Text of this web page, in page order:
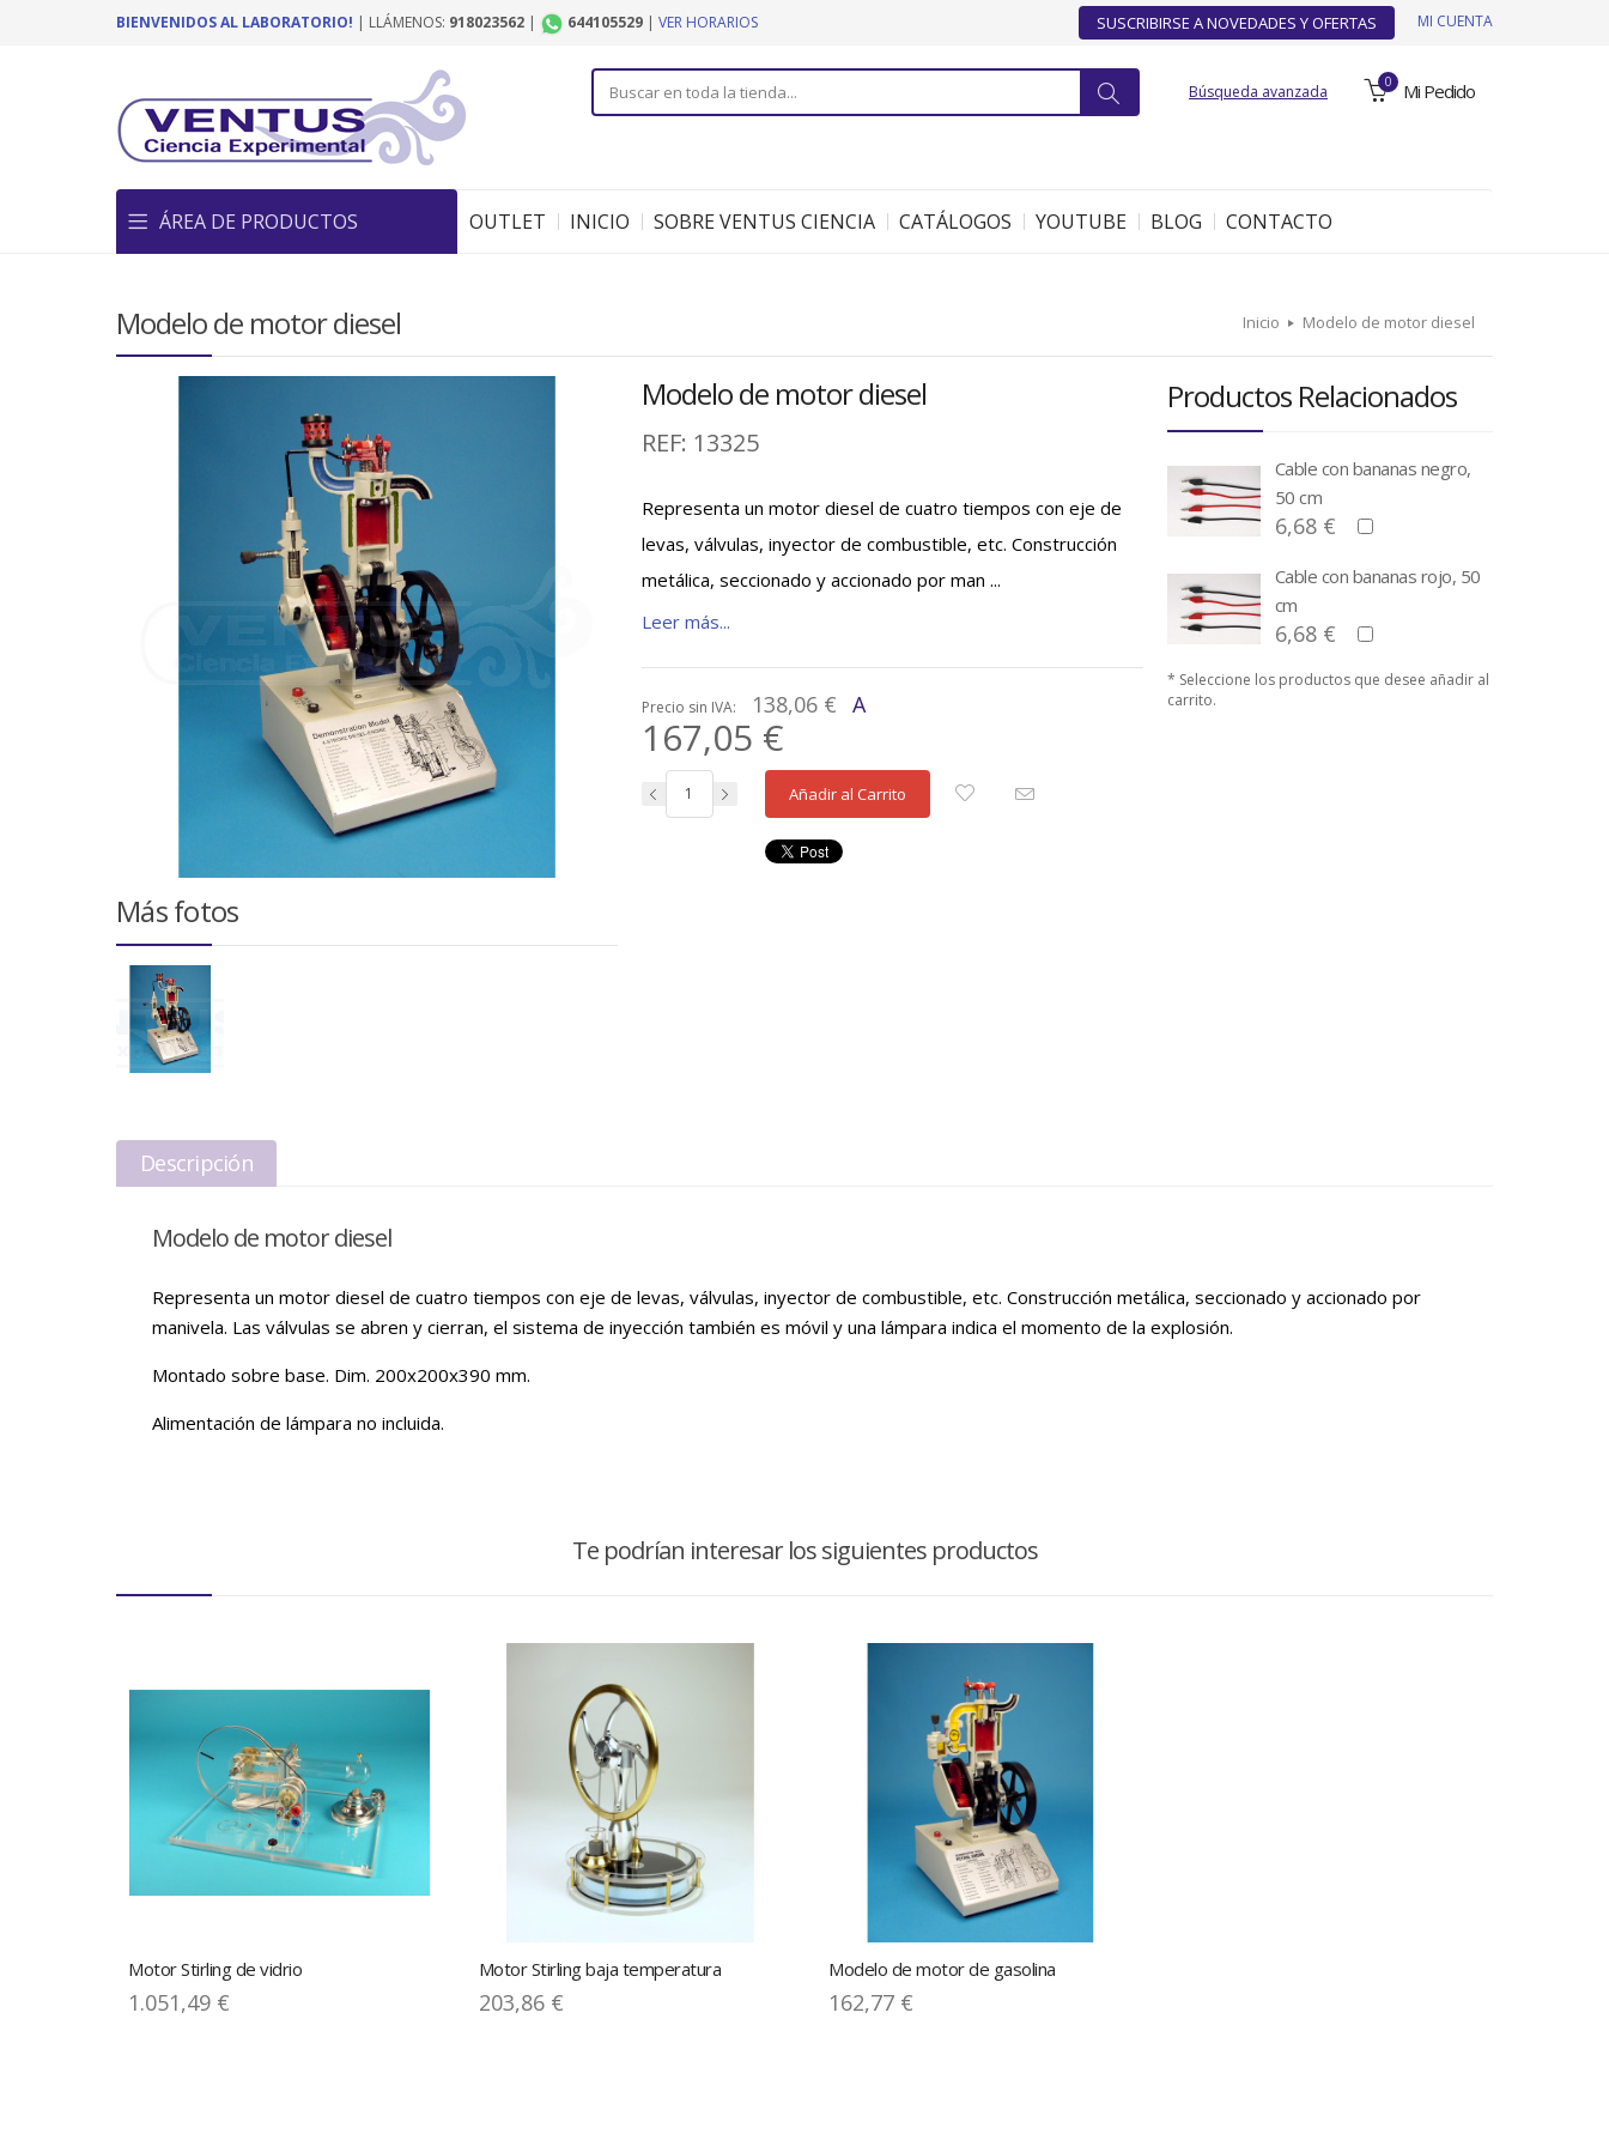
BIENVENIDOS AL LABORATORIO! | LLÁMENOS: 918023562 | 644105529 | VER HORARIOS SUSCRIBIRSE A NOVEDADES Y OFERTAS MI CUENTA
Búsqueda avanzada 0 Mi Pedido
ÁREA DE PRODUCTOS OUTLET INICIO SOBRE VENTUS CIENCIA CATÁLOGOS YOUTUBE BLOG CONTACTO
Modelo de motor diesel Inicio Modelo de motor diesel
Más fotos
Modelo de motor diesel
REF: 13325
Representa un motor diesel de cuatro tiempos con eje de
levas, válvulas, inyector de combustible, etc. Construcción
metálica, seccionado y accionado por man ...
Leer más...
Precio sin IVA: 138,06 € A
167,05 €
Añadir al Carrito
Productos Relacionados
Cable con bananas negro,
50 cm
6,68 €
Cable con bananas rojo, 50
cm
6,68 €
* Seleccione los productos que desee añadir al
carrito.
Descripción
Modelo de motor diesel
Representa un motor diesel de cuatro tiempos con eje de levas, válvulas, inyector de combustible, etc. Construcción metálica, seccionado y accionado por
manivela. Las válvulas se abren y cierran, el sistema de inyección también es móvil y una lámpara indica el momento de la explosión.
Montado sobre base. Dim. 200x200x390 mm.
Alimentación de lámpara no incluida.
Te podrían interesar los siguientes productos
Motor Stirling de vidrio
1.051,49 €
Motor Stirling baja temperatura
203,86 €
Modelo de motor de gasolina
162,77 €